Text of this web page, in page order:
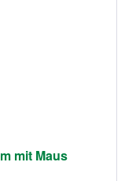
mit Maus